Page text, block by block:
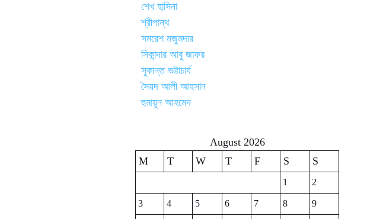
শেখ হাসিনা
শ্রীপান্থ
সমরেশ মজুমদার
সিকান্দার আবু জাফর
সুকান্ত ভট্টাচার্য
সৈয়দ আলী আহসান
হুমায়ূন আহমেদ
August 2026
M
T W T F S S
1
2
3
4 5 6 7 8
9